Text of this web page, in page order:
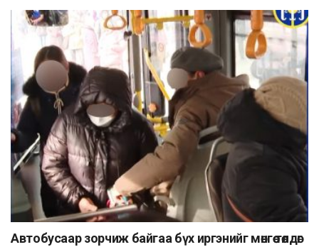
Автобусаар зорчиж байгаа бүх иргэнийг мөнгөө төлдөг